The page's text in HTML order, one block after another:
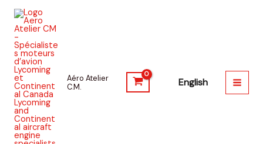
contenu
Aéro Atelier
C.M.
English